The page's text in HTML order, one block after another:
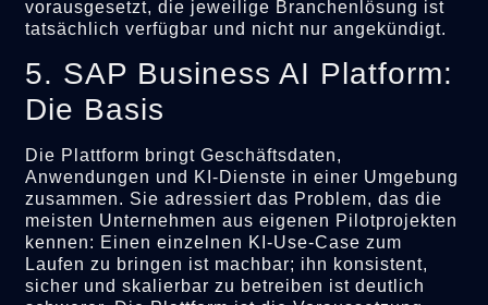
vorausgesetzt, die jeweilige Branchenlösung ist
tatsächlich verfügbar und nicht nur angekündigt.
5. SAP Business AI Platform:
Die Basis
Die Plattform bringt Geschäftsdaten,
Anwendungen und KI-Dienste in einer Umgebung
zusammen. Sie adressiert das Problem, das die
meisten Unternehmen aus eigenen Pilotprojekten
kennen: Einen einzelnen KI-Use-Case zum
Laufen zu bringen ist machbar; ihn konsistent,
sicher und skalierbar zu betreiben ist deutlich